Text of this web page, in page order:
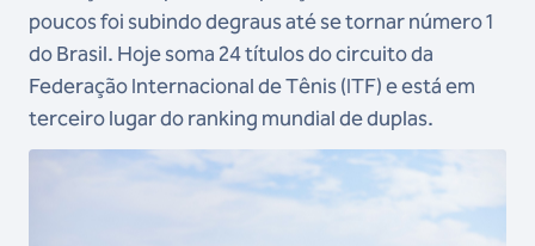
poucos foi subindo degraus até se tornar número 1
do Brasil. Hoje soma 24 títulos do circuito da
Federação Internacional de Tênis (ITF) e está em
terceiro lugar do ranking mundial de duplas.